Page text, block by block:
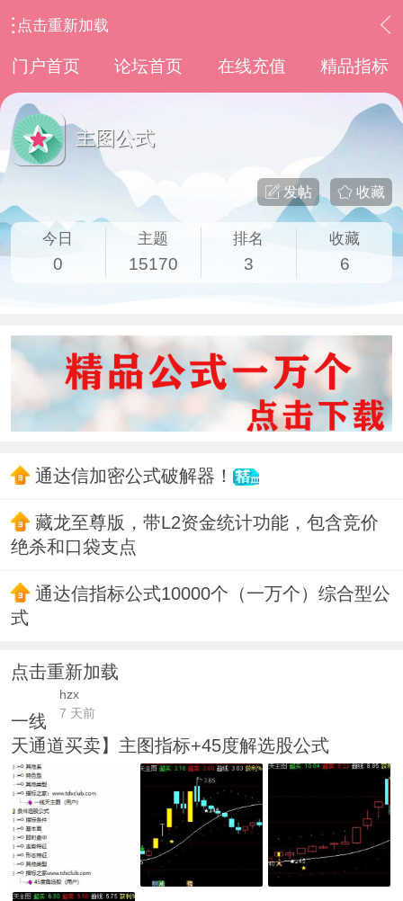
点击重新加载
门户首页 论坛首页 在线充值 精品指标
主图公式
收藏
发帖
今日
0
主题
15170
排名
3
收藏
6
通达信加密公式破解器！
藏龙至尊版，带L2资金统计功能，包含竞价
绝杀和口袋支点
通达信指标公式10000个（一万个）综合型公
式
点击重新加载
hzx
7 天前
一线
天通道买卖】主图指标+45度解选股公式